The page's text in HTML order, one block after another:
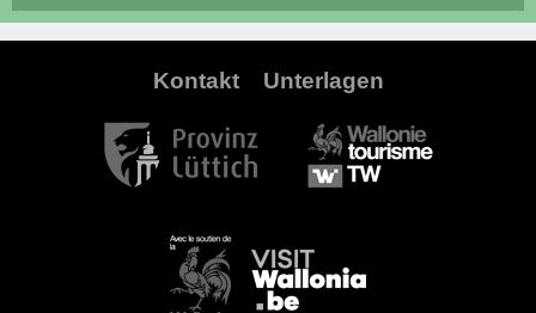
Kontakt Unterlagen